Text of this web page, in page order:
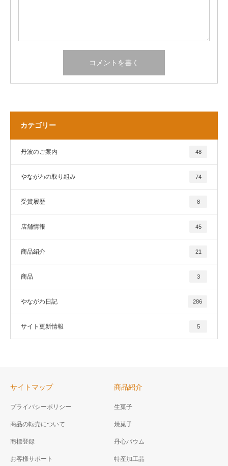
カテゴリー
丹波のご案内 48
やながわの取り組み 74
受賞履歴 8
店舗情報 45
商品紹介 21
商品 3
やながわ日記 286
サイト更新情報 5
サイトマップ
プライバシーポリシー
商品の転売について
商標登録
お客様サポート
商品紹介
生菓子
焼菓子
丹心バウム
特産加工品